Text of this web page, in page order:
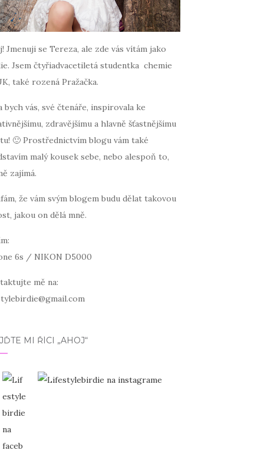
Jmenuji se Tereza, ale zde vás vítám jako
Jsem čtyřiadvacetiletá studentka chemie
také rozená Pražačka.
bych vás, své čtenáře, inspirovala ke
zdravějšímu a hlavně šťastnějšímu
🙂 Prostřednictvím blogu vám také
malý kousek sebe, nebo alespoň to,
zajímá.
že vám svým blogem budu dělat takovou
jakou on dělá mně.
6s / NIKON D5000
mě na:
MI ŘÍCI „AHOJ“